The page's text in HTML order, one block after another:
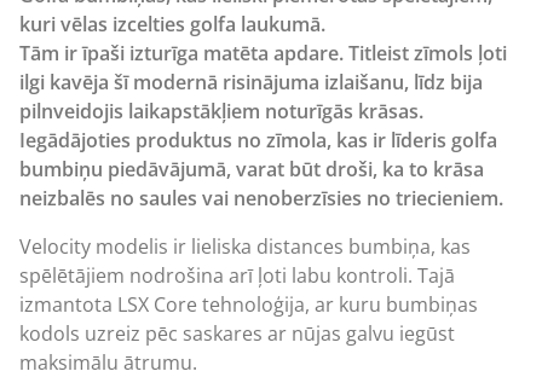
kuri vēlas izcelties golfa laukumā.
Tām ir īpaši izturīga matēta apdare. Titleist zīmols ļoti
ilgi kavēja šī modernā risinājuma izlaišanu, līdz bija
pilnveidojis laikapstākļiem noturīgās krāsas.
Iegādājoties produktus no zīmola, kas ir līderis golfa
bumbiņu piedāvājumā, varat būt droši, ka to krāsa
neizbalēs no saules vai nenoberzīsies no triecieniem.
Velocity modelis ir lieliska distances bumbiņa, kas
spēlētājiem nodrošina arī ļoti labu kontroli. Tajā
izmantota LSX Core tehnoloģija, ar kuru bumbiņas
kodols uzreiz pēc saskares ar nūjas galvu iegūst
maksimālu ātrumu.